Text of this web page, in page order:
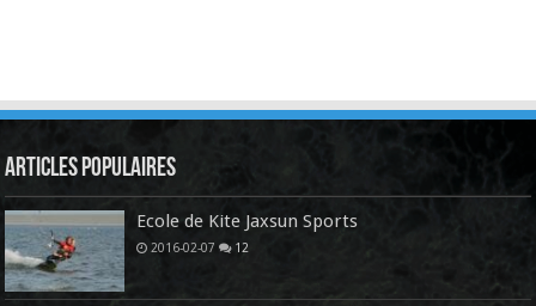
Articles Populaires
Ecole de Kite Jaxsun Sports
2016-02-07 12